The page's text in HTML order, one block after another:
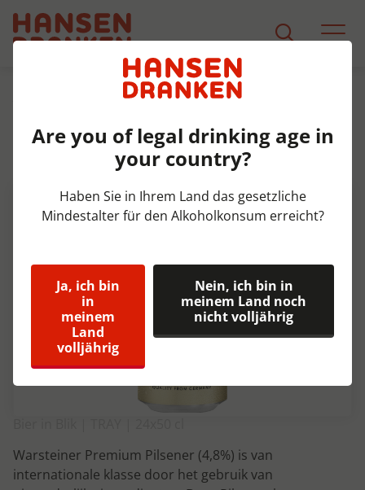
Produkt Detail
Warsteiner Pils blik Tray 24x50
Warsteiner Premium Pilsener (4,8%) is van
internationale klasse door het gebruik van
Are you of legal drinking age in
your country?
Haben Sie in Ihrem Land das gesetzliche
Mindestalter für den Alkoholkonsum erreicht?
Ja, ich bin
in
meinem
Land
volljährig
Nein, ich bin in
meinem Land noch
nicht volljährig